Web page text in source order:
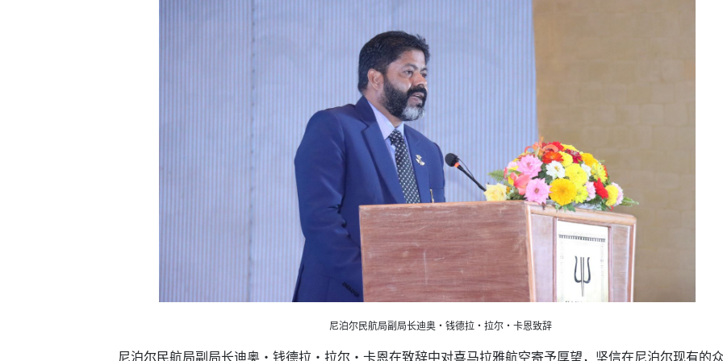
尼泊尔民航局副局长迪奥・钱德拉・拉尔・卡恩致辞
尼泊尔民航局副局长迪奥・钱德拉・拉尔・卡恩在致辞中对喜马拉雅航空寄予厚望，坚信在尼泊尔现有的